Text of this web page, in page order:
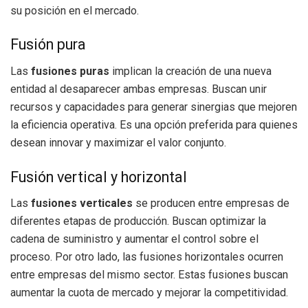
su posición en el mercado.
Fusión pura
Las fusiones puras implican la creación de una nueva
entidad al desaparecer ambas empresas. Buscan unir
recursos y capacidades para generar sinergias que mejoren
la eficiencia operativa. Es una opción preferida para quienes
desean innovar y maximizar el valor conjunto.
Fusión vertical y horizontal
Las fusiones verticales se producen entre empresas de
diferentes etapas de producción. Buscan optimizar la
cadena de suministro y aumentar el control sobre el
proceso. Por otro lado, las fusiones horizontales ocurren
entre empresas del mismo sector. Estas fusiones buscan
aumentar la cuota de mercado y mejorar la competitividad.